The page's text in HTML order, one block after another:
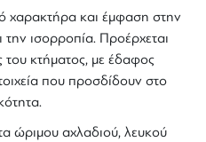
χαρακτήρα και έμφαση στην
ισορροπία. Προέρχεται
του κτήματος, με έδαφος
που προσδίδουν στο
ώριμου αχλαδιού, λευκού